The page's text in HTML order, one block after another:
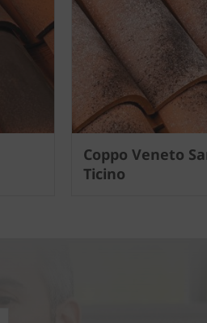
Coppo Veneto
Ticino